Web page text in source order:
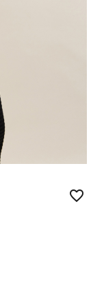
favorite_border